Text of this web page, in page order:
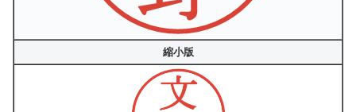
縮小版